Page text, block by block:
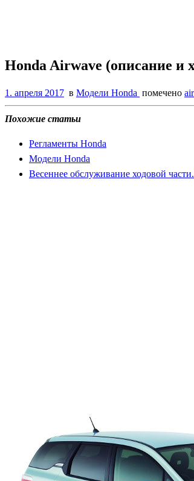
Honda Airwave (описание и
1. апреля 2017 в Модели Honda помечено
Похожие статьи
Регламенты Honda
Модели Honda
Весеннее обслуживание ходовой